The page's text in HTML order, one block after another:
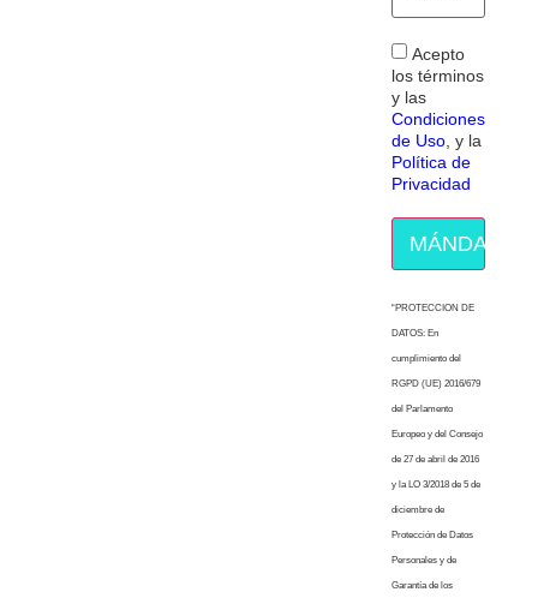
Acepto
los términos
y las
Condiciones
de Uso, y la
Política de
Privacidad
MÁNDAME
“PROTECCION DE
DATOS: En
cumplimiento del
RGPD (UE) 2016/679
del Parlamento
Europeo y del Consejo
de 27 de abril de 2016
y la LO 3/2018 de 5 de
diciembre de
Protección de Datos
Personales y de
Garantía de los